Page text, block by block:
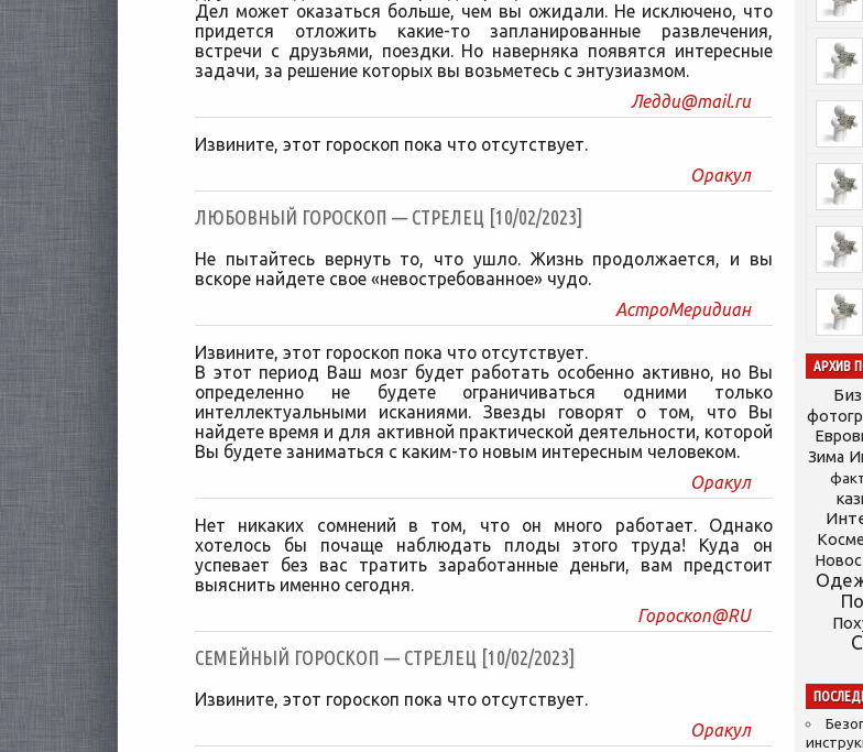
Дел может оказаться больше, чем вы ожидали. Не исключено, что
придется отложить какие-то запланированные развлечения,
встречи с друзьями, поездки. Но наверняка появятся интересные
задачи, за решение которых вы возьметесь с энтузиазмом.
Ледди@mail.ru
Извините, этот гороскоп пока что отсутствует.
Оракул
ЛЮБОВНЫЙ ГОРОСКОП — СТРЕЛЕЦ [10/02/2023]
Не пытайтесь вернуть то, что ушло. Жизнь продолжается, и вы
вскоре найдете свое «невостребованное» чудо.
АстроМеридиан
Извините, этот гороскоп пока что отсутствует.
В этот период Ваш мозг будет работать особенно активно, но Вы
определенно не будете ограничиваться одними только
интеллектуальными исканиями. Звезды говорят о том, что Вы
найдете время и для активной практической деятельности, которой
Вы будете заниматься с каким-то новым интересным человеком.
Оракул
Нет никаких сомнений в том, что он много работает. Однако
хотелось бы почаще наблюдать плоды этого труда! Куда он
успевает без вас тратить заработанные деньги, вам предстоит
выяснить именно сегодня.
Гороскоп@RU
CЕМЕЙНЫЙ ГОРОСКОП — СТРЕЛЕЦ [10/02/2023]
Извините, этот гороскоп пока что отсутствует.
Оракул
АРХИВ
Зима